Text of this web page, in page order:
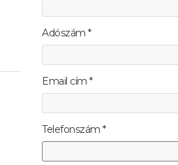
Adószám *
Email cím *
Telefonszám *